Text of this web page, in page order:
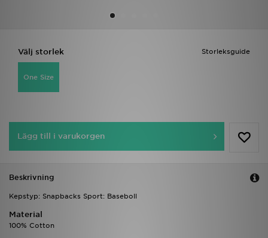
Storleksguide
Välj storlek
One Size
Lägg till i varukorgen
Beskrivning
Kepstyp: Snapbacks Sport: Baseboll
Material
100% Cotton